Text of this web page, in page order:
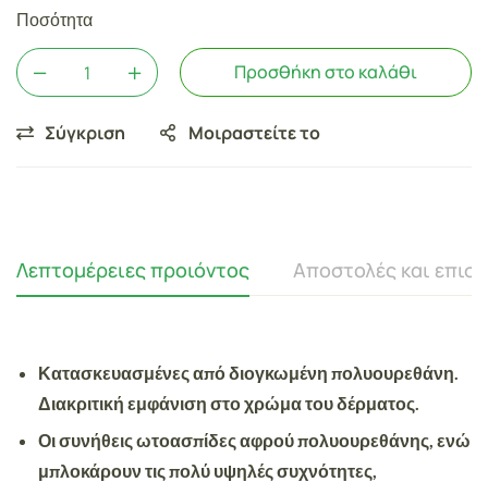
Ποσότητα
Προσθήκη στο καλάθι
Σύγκριση Μοιραστείτε το
Λεπτομέρειες προιόντος Αποστολές και
Κατασκευασμένες από διογκωμένη πολυουρεθάνη.
Διακριτική εμφάνιση στο χρώμα του δέρματος.
Οι συνήθεις ωτοασπίδες αφρού πολυουρεθάνης, ενώ
μπλοκάρουν τις πολύ υψηλές συχνότητες,